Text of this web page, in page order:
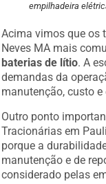
empilhadeira
Acima vimos que os
Neves MA mais
baterias de lítio. A
demandas da
manutenção, custo
Outro ponto
Tracionárias em
porque a
manutenção e de
considerado pelas